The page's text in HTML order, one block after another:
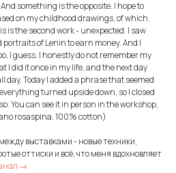
something is the opposite. I hope to
on my childhood drawings, of which,
is the second work - unexpected. I saw
of Lenin to earn money. And I
I guess. I honestly do not remember my
I did it once in my life, and the next day
day. Today I added a phrase that seemed
turned upside down, so I closed
You can see it in person in the workshop,
rosaspina, 100% cotton)
выставками - новые техники,
оттиски и всё, что меня вдохновляет
→